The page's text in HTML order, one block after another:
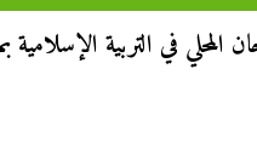
المحلي في التربية